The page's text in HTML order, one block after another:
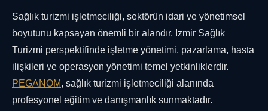
Sağlık turizmi işletmeciliği, sektörün idari ve yönetimsel
boyutunu kapsayan önemli bir alandır. Izmir Sağlık
Turizmi perspektifinde işletme yönetimi, pazarlama, hasta
ilişkileri ve operasyon yönetimi temel yetkinliklerdir.
PEGANOM, sağlık turizmi işletmeciliği alanında
profesyonel eğitim ve danışmanlık sunmaktadır.